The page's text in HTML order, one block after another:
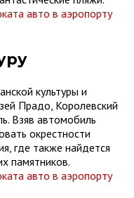
авто в аэропорту
культуры и
Прадо, Королевский
Взяв автомобиль
окрестности
где также найдется
памятников.
авто в аэропорту